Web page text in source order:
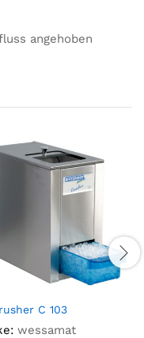
angehoben
C 103
wessamat